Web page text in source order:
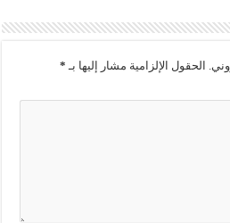
الحقول الإلزامية مشار إليها بـ *